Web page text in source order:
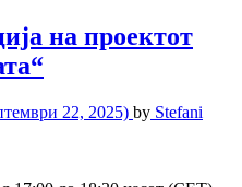
на проектот
22, 2025) by Stefani